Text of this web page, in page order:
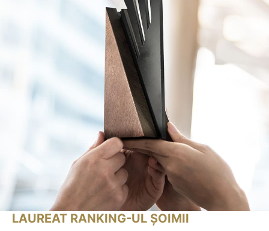
LAUREAT RANKING-UL ȘOIMII